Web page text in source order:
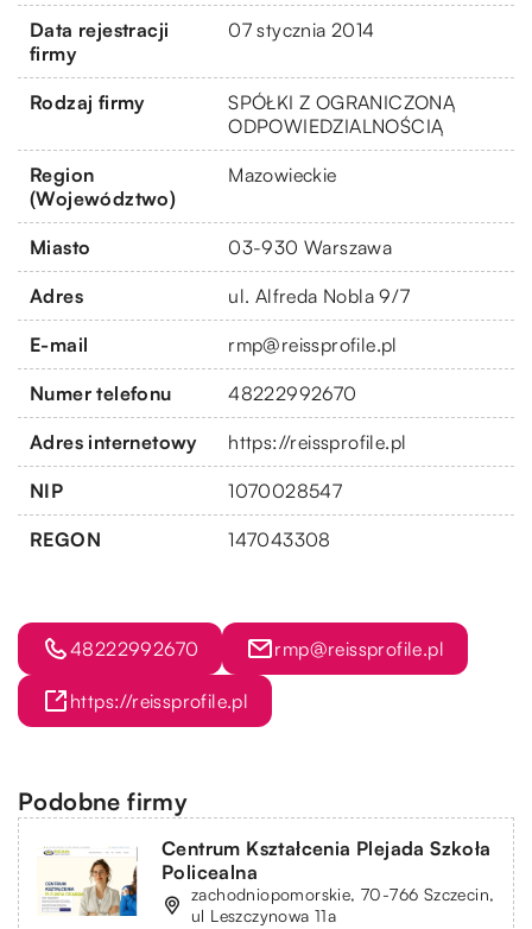
Data rejestracji
firmy
07 stycznia 2014
Rodzaj firmy
SPÓŁKI Z OGRANICZONĄ
ODPOWIEDZIALNOŚCIĄ
Region
(Województwo)
Mazowieckie
Miasto 03-930 Warszawa
Adres ul. Alfreda Nobla 9/7
E-mail rmp@reissprofile.pl
Numer telefonu 48222992670
Adres internetowy https://reissprofile.pl
NIP 1070028547
REGON 147043308
48222992670 rmp@reissprofile.pl
https://reissprofile.pl
Podobne firmy
Centrum Kształcenia Plejada Szkoła
Policealna
zachodniopomorskie, 70-766 Szczecin,
ul Leszczynowa 11a